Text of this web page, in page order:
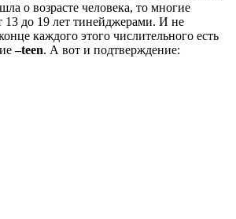
о возрасте человека, то многие
13 до 19 лет тинейджерами. И не
каждого этого числительного есть
–teen. А вот и подтверждение: